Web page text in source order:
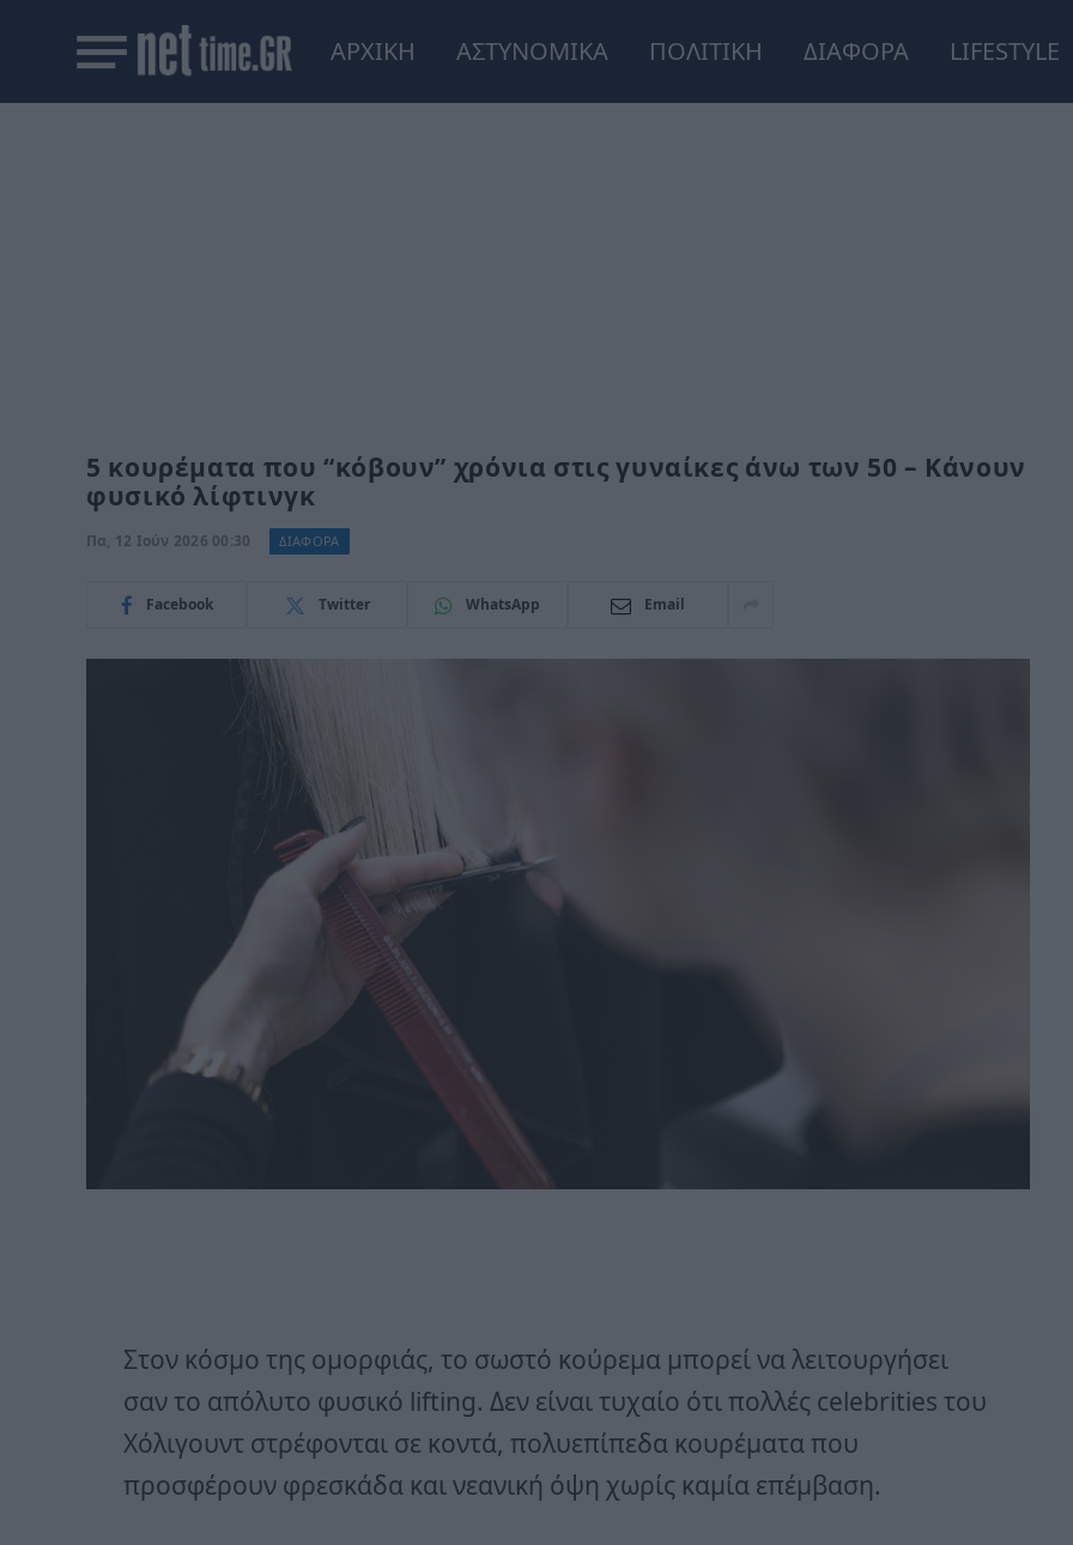
ΑΡΧΙΚΗ ΑΣΤΥΝΟΜΙΚΑ ΠΟΛΙΤΙΚΗ ΔΙΑΦΟΡΑ LIFESTYLE
5 κουρέματα που “κόβουν” χρόνια στις γυναίκες άνω των 50 – Κάνουν
φυσικό λίφτινγκ
Πα, 12 Ιούν 2026 00:30 ΔΙΑΦΟΡΑ
Facebook Twitter WhatsApp Email
Στον κόσμο της ομορφιάς, το σωστό κούρεμα μπορεί να λειτουργήσει
σαν το απόλυτο φυσικό lifting. Δεν είναι τυχαίο ότι πολλές celebrities του
Χόλιγουντ στρέφονται σε κοντά, πολυεπίπεδα κουρέματα που
προσφέρουν φρεσκάδα και νεανική όψη χωρίς καμία επέμβαση.